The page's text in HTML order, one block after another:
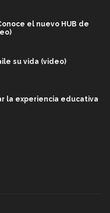
el nuevo HUB de
su vida (video)
la experiencia educativa